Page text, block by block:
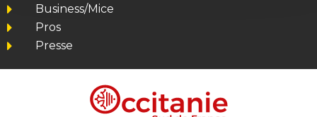
Business/Mice
Pros
Presse